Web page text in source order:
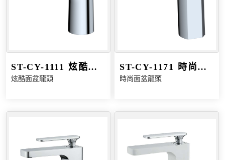
ST-CY-1111 炫酷面
盆龍頭
炫酷面盆龍頭
ST-CY-1171 時尚面
盆龍頭
時尚面盆龍頭